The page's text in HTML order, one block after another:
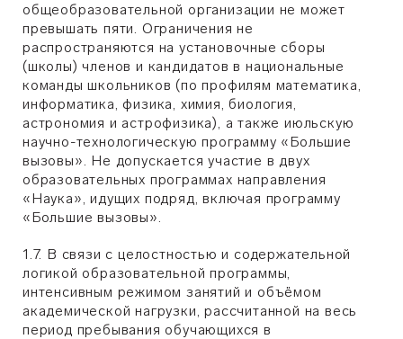
общеобразовательной организации не может
превышать пяти. Ограничения не
распространяются на установочные сборы
(школы) членов и кандидатов в национальные
команды школьников (по профилям математика,
информатика, физика, химия, биология,
астрономия и астрофизика), а также июльскую
научно-технологическую программу «Большие
вызовы». Не допускается участие в двух
образовательных программах направления
«Наука», идущих подряд, включая программу
«Большие вызовы».
1.7. В связи с целостностью и содержательной
логикой образовательной программы,
интенсивным режимом занятий и объёмом
академической нагрузки, рассчитанной на весь
период пребывания обучающихся в